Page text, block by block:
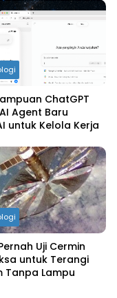
ChatGPT
Agent Baru
untuk Kelola Kerja
Uji Cermin
untuk Terangi
Tanpa Lampu